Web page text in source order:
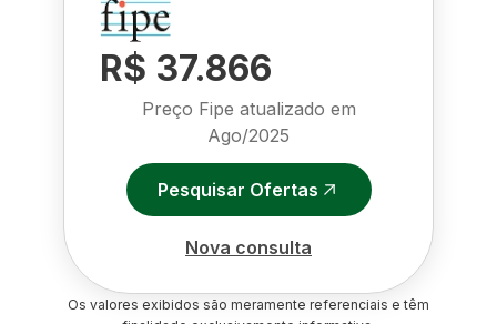
R$ 37.866
Preço Fipe atualizado em
Ago/2025
Pesquisar Ofertas
Nova consulta
Os valores exibidos são meramente referenciais e têm